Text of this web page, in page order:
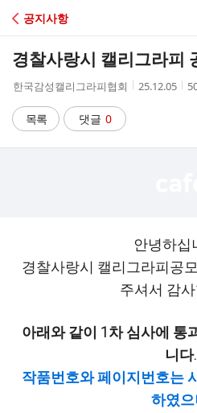
C
A
공지사항
경찰사랑시 캘리그라피
작
자
한국감성캘리그라피협회
작
25.12.05
조
목록 댓글 0
안녕하십
경찰사랑시 캘리그라피공
주셔서 감
아래와 같이 1차 심사에 통
니다.
작품번호와 페이지번호는
하였으